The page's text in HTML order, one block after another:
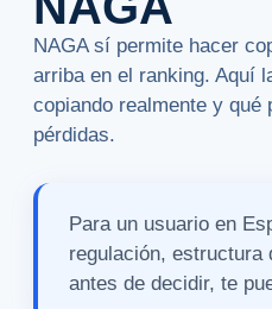
NAGA sí permite hacer
arriba en el ranking. Aquí
copiando realmente y qué
pérdidas.
Para un usuario en
regulación, estructura
antes de decidir, te